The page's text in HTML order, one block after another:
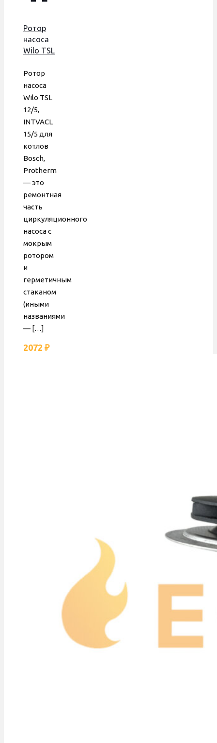
Ротор
насоса
Wilo TSL
INTVACL
15/5,
Bosch,
Protherm,
D внутр.
21 мм,
втулка
35 мм,
DUCA
Ротор
насоса
Wilo TSL
12/5,
INTVACL
15/5 для
котлов
Bosch,
Protherm
— это
ремонтная
часть
циркуляционного
насоса с
мокрым
ротором
и
герметичным
стаканом
(иными
названиями
— […]
2072 ₽